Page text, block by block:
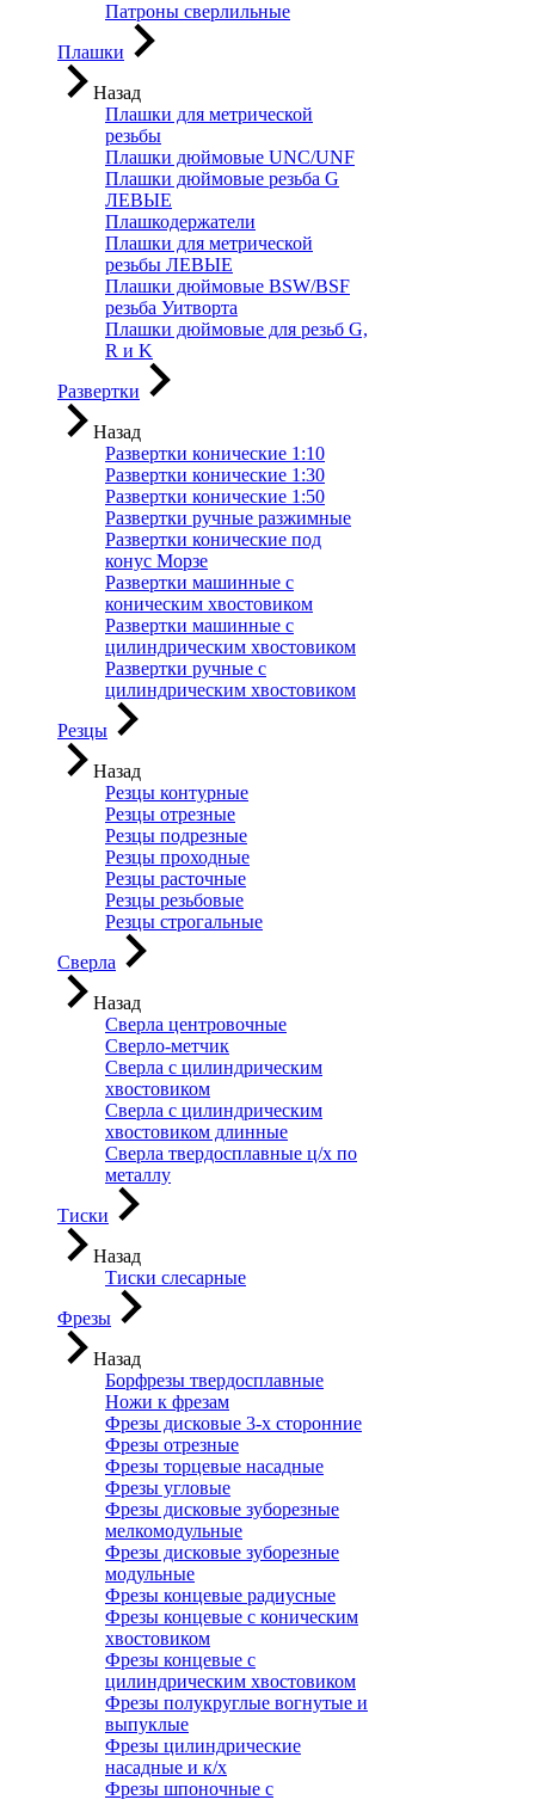
Патроны сверлильные
Плашки
Назад
Плашки для метрической
резьбы
Плашки дюймовые UNC/UNF
Плашки дюймовые резьба G
ЛЕВЫЕ
Плашкодержатели
Плашки для метрической
резьбы ЛЕВЫЕ
Плашки дюймовые BSW/BSF
резьба Уитворта
Плашки дюймовые для резьб G,
R и K
Развертки
Назад
Развертки конические 1:10
Развертки конические 1:30
Развертки конические 1:50
Развертки ручные разжимные
Развертки конические под
конус Морзе
Развертки машинные с
коническим хвостовиком
Развертки машинные с
цилиндрическим хвостовиком
Развертки ручные с
цилиндрическим хвостовиком
Резцы
Назад
Резцы контурные
Резцы отрезные
Резцы подрезные
Резцы проходные
Резцы расточные
Резцы резьбовые
Резцы строгальные
Сверла
Назад
Сверла центровочные
Сверло-метчик
Сверла с цилиндрическим
хвостовиком
Сверла с цилиндрическим
хвостовиком длинные
Сверла твердосплавные ц/х по
металлу
Тиски
Назад
Тиски слесарные
Фрезы
Назад
Борфрезы твердосплавные
Ножи к фрезам
Фрезы дисковые 3-х сторонние
Фрезы отрезные
Фрезы торцевые насадные
Фрезы угловые
Фрезы дисковые зуборезные
мелкомодульные
Фрезы дисковые зуборезные
модульные
Фрезы концевые радиусные
Фрезы концевые с коническим
хвостовиком
Фрезы концевые с
цилиндрическим хвостовиком
Фрезы полукруглые вогнутые и
выпуклые
Фрезы цилиндрические
насадные и к/х
Фрезы шпоночные с